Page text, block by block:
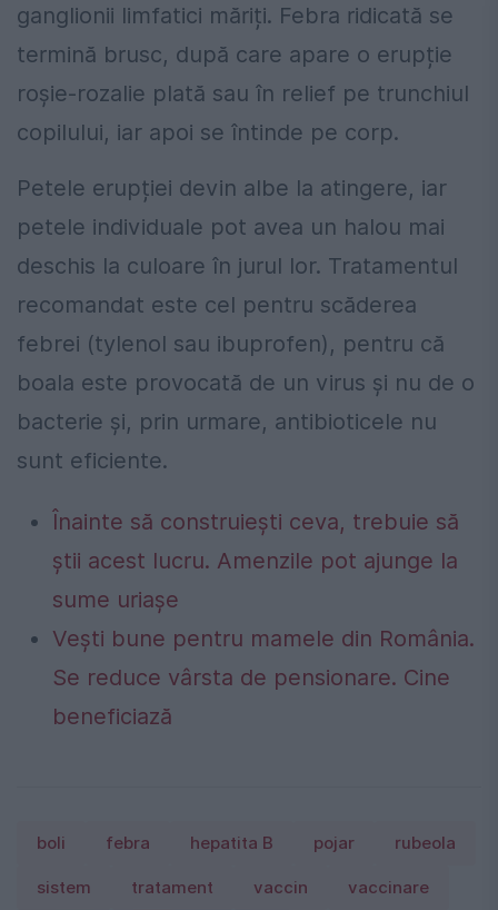
ganglionii limfatici măriți. Febra ridicată se
termină brusc, după care apare o erupție
roșie-rozalie plată sau în relief pe trunchiul
copilului, iar apoi se întinde pe corp.
Petele erupției devin albe la atingere, iar
petele individuale pot avea un halou mai
deschis la culoare în jurul lor. Tratamentul
recomandat este cel pentru scăderea
febrei (tylenol sau ibuprofen), pentru că
boala este provocată de un virus și nu de o
bacterie și, prin urmare, antibioticele nu
sunt eficiente.
Înainte să construiești ceva, trebuie să
știi acest lucru. Amenzile pot ajunge la
sume uriașe
Vești bune pentru mamele din România.
Se reduce vârsta de pensionare. Cine
beneficiază
boli febra hepatita B pojar rubeola
sistem tratament vaccin vaccinare